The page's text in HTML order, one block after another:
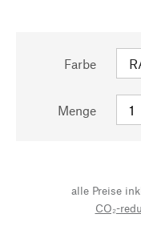
Farbe
Menge
alle Preise
CO₂-